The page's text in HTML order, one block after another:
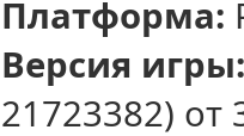
Платформа:
Версия игры:
21723382) от